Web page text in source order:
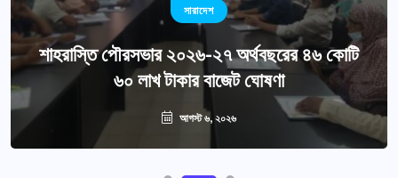
সারাদেশ
শাহরাস্তি পৌরসভার ২০২৬-২৭ অর্থবছরের ৪৬ কোটি
৬০ লাখ টাকার বাজেট ঘোষণা
আগস্ট ৬, ২০২৬